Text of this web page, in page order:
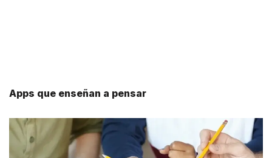
Apps que enseñan a pensar